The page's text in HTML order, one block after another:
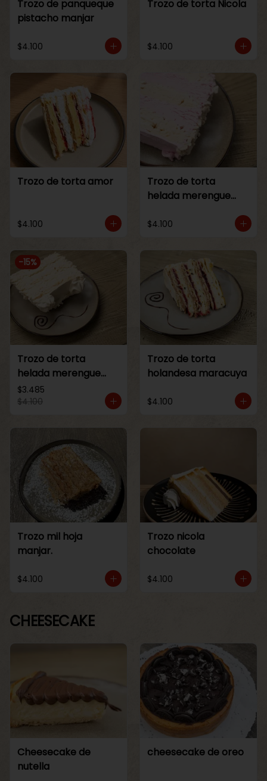
Trozo de panqueque
pistacho manjar
$4.100
Trozo de torta Nicola
$4.100
Trozo de torta amor
$4.100
Trozo de torta
helada merengue
$4.100
-15%
Trozo de torta
helada merengue
lucuma
$3.485
$4.100
Trozo de torta
holandesa maracuya
$4.100
Trozo mil hoja
manjar.
$4.100
Trozo nicola
chocolate
$4.100
CHEESECAKE
Cheesecake de
nutella
cheesecake de oreo